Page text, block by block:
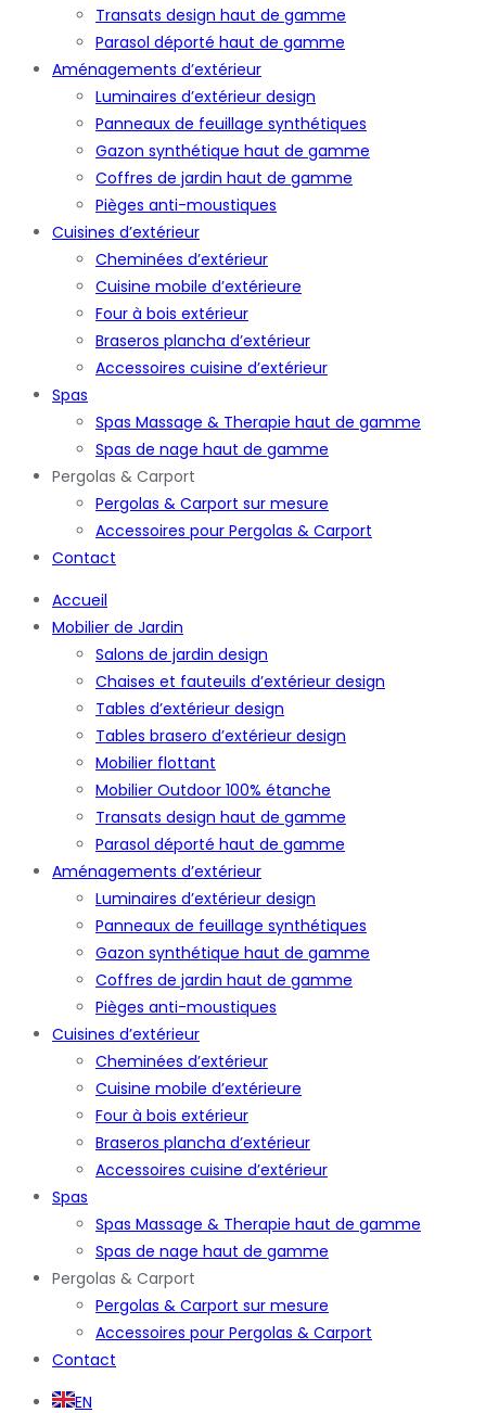
Transats design haut de gamme
Parasol déporté haut de gamme
Aménagements d’extérieur
Luminaires d’extérieur design
Panneaux de feuillage synthétiques
Gazon synthétique haut de gamme
Coffres de jardin haut de gamme
Pièges anti-moustiques
Cuisines d’extérieur
Cheminées d’extérieur
Cuisine mobile d’extérieure
Four à bois extérieur
Braseros plancha d’extérieur
Accessoires cuisine d’extérieur
Spas
Spas Massage & Therapie haut de gamme
Spas de nage haut de gamme
Pergolas & Carport
Pergolas & Carport sur mesure
Accessoires pour Pergolas & Carport
Contact
Accueil
Mobilier de Jardin
Salons de jardin design
Chaises et fauteuils d’extérieur design
Tables d’extérieur design
Tables brasero d’extérieur design
Mobilier flottant
Mobilier Outdoor 100% étanche
Transats design haut de gamme
Parasol déporté haut de gamme
Aménagements d’extérieur
Luminaires d’extérieur design
Panneaux de feuillage synthétiques
Gazon synthétique haut de gamme
Coffres de jardin haut de gamme
Pièges anti-moustiques
Cuisines d’extérieur
Cheminées d’extérieur
Cuisine mobile d’extérieure
Four à bois extérieur
Braseros plancha d’extérieur
Accessoires cuisine d’extérieur
Spas
Spas Massage & Therapie haut de gamme
Spas de nage haut de gamme
Pergolas & Carport
Pergolas & Carport sur mesure
Accessoires pour Pergolas & Carport
Contact
EN